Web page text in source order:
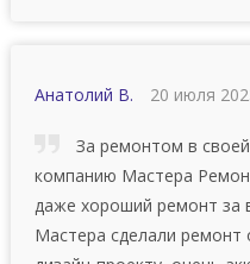
Анатолий В. 20 июля
За ремонтом в
компанию Мастера
даже хороший ремонт за
Мастера сделали ремонт